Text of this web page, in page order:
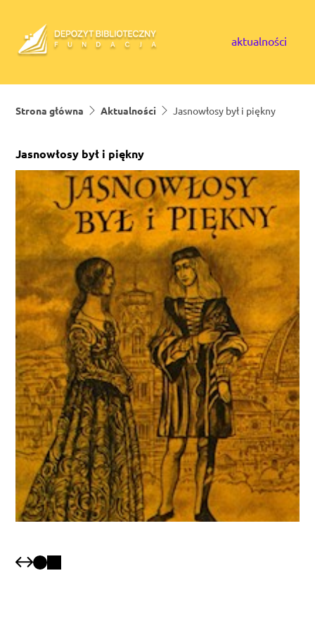
aktualności
Strona główna Aktualności Jasnowłosy był i piękny
Jasnowłosy był i piękny